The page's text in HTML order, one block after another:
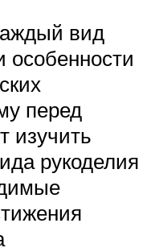
вид
особенности
перед
изучить
рукоделия